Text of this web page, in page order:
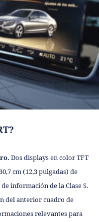
Dos displays en color TFT
cm (12,3 pulgadas) de
información de la Clase S.
del anterior cuadro de
relevantes para